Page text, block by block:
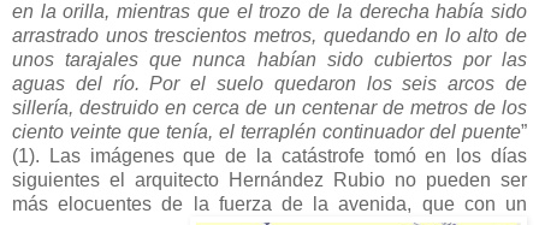
en la orilla, mientras que el trozo de la derecha había sido
arrastrado unos trescientos metros, quedando en lo alto de
unos tarajales que nunca habían sido cubiertos por las
aguas del río. Por el suelo quedaron los seis arcos de
sillería, destruido en cerca de un centenar de metros de los
ciento veinte que tenía, el terraplén continuador del puente”
(1). Las imágenes que de la catástrofe tomó en los días
siguientes el arquitecto Hernández Rubio no pueden ser
más elocuentes de la fuerza de la avenida, que con un